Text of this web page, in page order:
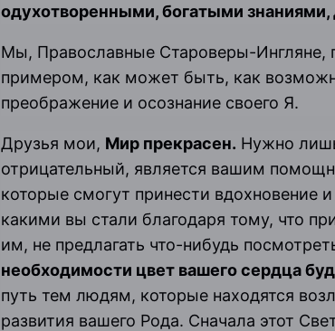
одухотворенными, богатыми
Мы, Православные Староверы-Ингляне,
примером, как может быть, как
преображение и осознание своего Я.
Друзья мои, Мир прекрасен. Нужно
отрицательный, является вашим
которые смогут принести
какими вы стали благодаря тому, что
им, не предлагать что-нибудь
необходимости цвет вашего сердца
путь тем людям, которые находятся
развития вашего Рода. Сначала этот